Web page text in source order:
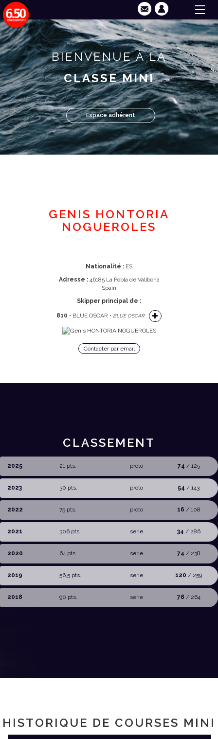
BIENVENUE À LA
CLASSE MINI
Espace adhérent
GENIS HONTORIA
NOGUEROLES
Nationalité : ES
Adresse :46185 La Pobla de Vallbona
Spain
Skipper principal de :
810 • BLUE OSCAR • BLUE OSCAR
Contacter par email
CLASSEMENT
2025 21 pts. proto 74 / 125
2023 30 pts. proto 54 / 143
2022 75 pts. proto 16 / 108
2021 306 pts. serie 34 / 286
2020 64 pts. serie 74 / 238
2019 56,5 pts. serie 120 / 259
2018 90 pts. serie 78 / 264
HISTORIQUE DE COURSES MINI